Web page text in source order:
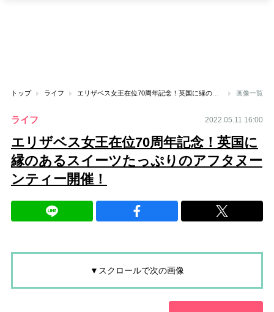
トップ ライフ エリザベス女王在位70周年記念！英国に縁のあるスイーツたっぷりのアフタヌーンティー開催！ 画像一覧
ライフ 2022.05.11 16:00
エリザベス女王在位70周年記念！英国に
縁のあるスイーツたっぷりのアフタヌー
ンティー開催！
▼スクロールで次の画像